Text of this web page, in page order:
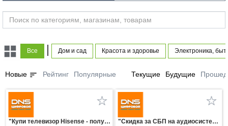
Все | Дом и сад Красота и здоровье Электроника,
Новые sort Рейтинг Популярные Текущие Будущие
"Купи телевизор Hisense - получи скидку на саундбар Hisense!"
"Скидка за СБП на аудиосистемы Hisense!"